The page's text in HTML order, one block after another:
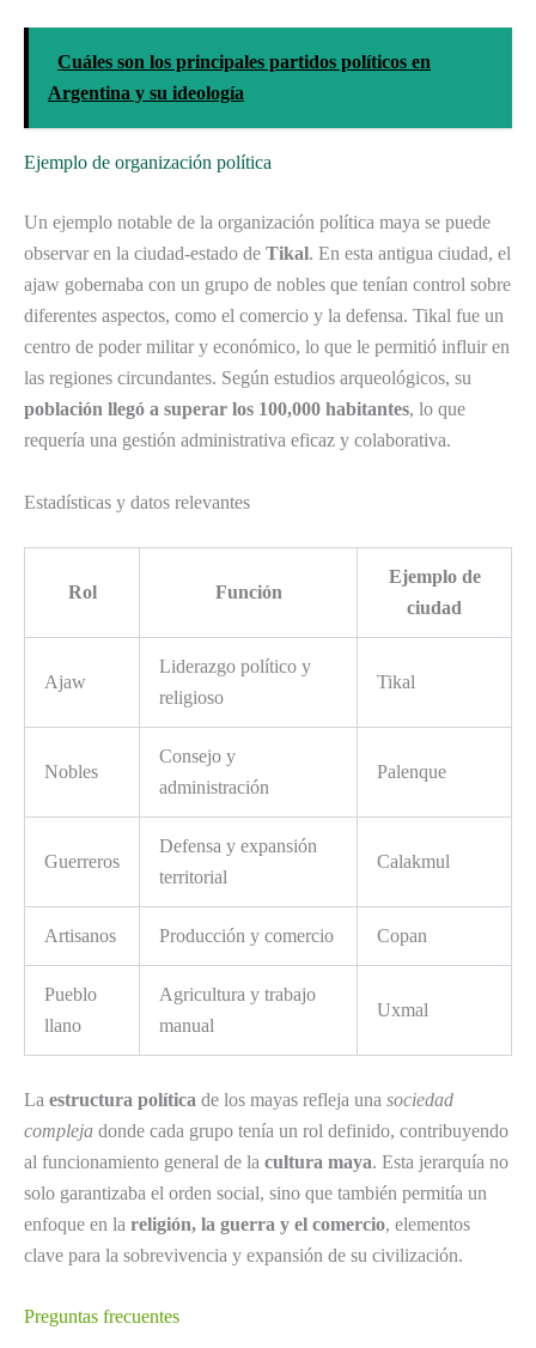
Cuáles son los principales partidos políticos en
Argentina y su ideología
Ejemplo de organización política
Un ejemplo notable de la organización política maya se puede
observar en la ciudad-estado de Tikal. En esta antigua ciudad, el
ajaw gobernaba con un grupo de nobles que tenían control sobre
diferentes aspectos, como el comercio y la defensa. Tikal fue un
centro de poder militar y económico, lo que le permitió influir en
las regiones circundantes. Según estudios arqueológicos, su
población llegó a superar los 100,000 habitantes, lo que
requería una gestión administrativa eficaz y colaborativa.
Estadísticas y datos relevantes
Rol Función
Ejemplo de
ciudad
Ajaw
Liderazgo político y
religioso
Tikal
Nobles
Consejo y
administración
Palenque
Guerreros
Defensa y expansión
territorial
Calakmul
Artisanos Producción y comercio Copan
Pueblo
llano
Agricultura y trabajo
manual
Uxmal
La estructura política de los mayas refleja una sociedad
compleja donde cada grupo tenía un rol definido, contribuyendo
al funcionamiento general de la cultura maya. Esta jerarquía no
solo garantizaba el orden social, sino que también permitía un
enfoque en la religión, la guerra y el comercio, elementos
clave para la sobrevivencia y expansión de su civilización.
Preguntas frecuentes